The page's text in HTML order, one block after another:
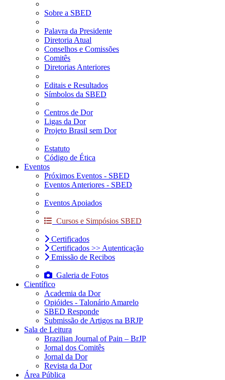
Sobre a SBED
Palavra da Presidente
Diretoria Atual
Conselhos e Comissões
Comitês
Diretorias Anteriores
Editais e Resultados
Símbolos da SBED
Centros de Dor
Ligas da Dor
Projeto Brasil sem Dor
Estatuto
Código de Ética
Eventos
Próximos Eventos - SBED
Eventos Anteriores - SBED
Eventos Apoiados
Cursos e Simpósios SBED
Certificados
Certificados >> Autenticação
Emissão de Recibos
Galeria de Fotos
Científico
Academia da Dor
Opióides - Talonário Amarelo
SBED Responde
Submissão de Artigos na BRJP
Sala de Leitura
Brazilian Journal of Pain – BrJP
Jornal dos Comitês
Jornal da Dor
Revista da Dor
Área Pública